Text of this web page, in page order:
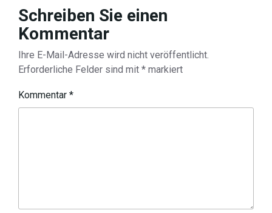
Schreiben Sie einen
Kommentar
Ihre E-Mail-Adresse wird nicht veröffentlicht.
Erforderliche Felder sind mit * markiert
Kommentar *